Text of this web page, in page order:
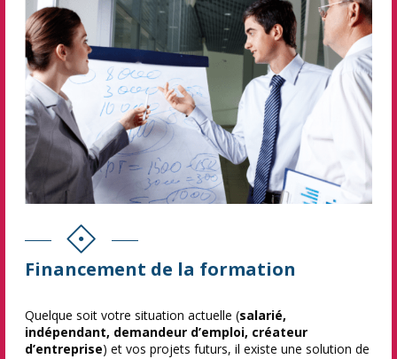
Financement de la formation
Quelque soit votre situation actuelle (salarié,
indépendant, demandeur d’emploi, créateur
d’entreprise) et vos projets futurs, il existe une solution de